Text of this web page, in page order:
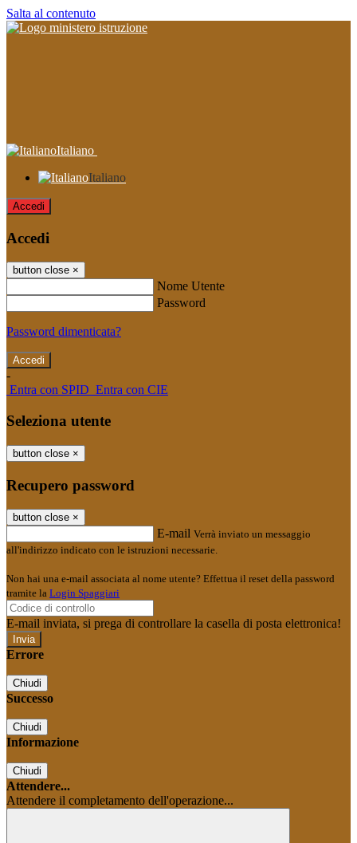
Salta al contenuto
Italiano
Italiano
Accedi
Accedi
button close ×
Nome Utente
Password
Password dimenticata?
-
Entra con SPID Entra con CIE
Seleziona utente
button close ×
Recupero password
button close ×
E-mail Verrà inviato un messaggio
all'indirizzo indicato con le istruzioni necessarie.
Non hai una e-mail associata al nome utente? Effettua il reset della password
tramite la Login Spaggiari
E-mail inviata, si prega di controllare la casella di posta elettronica!
Errore
Chiudi
Successo
Chiudi
Informazione
Chiudi
Attendere...
Attendere il completamento dell'operazione...